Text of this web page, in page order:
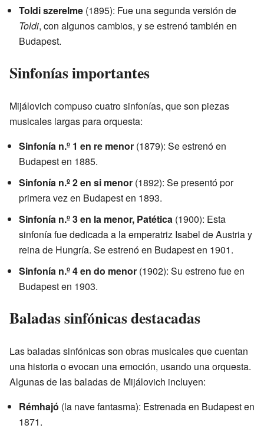
Toldi szerelme (1895): Fue una segunda versión de
Toldi, con algunos cambios, y se estrenó también en
Budapest.
Sinfonías importantes
Mijálovich compuso cuatro sinfonías, que son piezas
musicales largas para orquesta:
Sinfonía n.º 1 en re menor (1879): Se estrenó en
Budapest en 1885.
Sinfonía n.º 2 en si menor (1892): Se presentó por
primera vez en Budapest en 1893.
Sinfonía n.º 3 en la menor, Patética (1900): Esta
sinfonía fue dedicada a la emperatriz Isabel de Austria y
reina de Hungría. Se estrenó en Budapest en 1901.
Sinfonía n.º 4 en do menor (1902): Su estreno fue en
Budapest en 1903.
Baladas sinfónicas destacadas
Las baladas sinfónicas son obras musicales que cuentan
una historia o evocan una emoción, usando una orquesta.
Algunas de las baladas de Mijálovich incluyen:
Rémhajó (la nave fantasma): Estrenada en Budapest en
1871.